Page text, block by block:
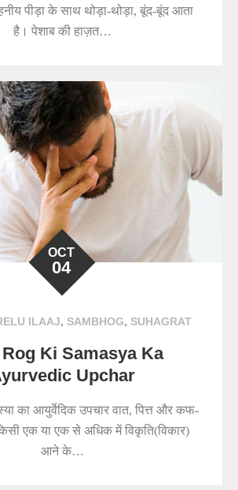
पीड़ा के साथ थोड़ा-थोड़ा, बूंद-बूंद आता
है। पेशाब की हाज़त…
OCT
04
ILAAJ, SAMBHOG, SUHAGRAT
Ki Samasya Ka
Upchar
का आयुर्वेदिक उपचार वात, पित्त और कफ-
एक या एक से अधिक में विकृति(विकार)
आने के…